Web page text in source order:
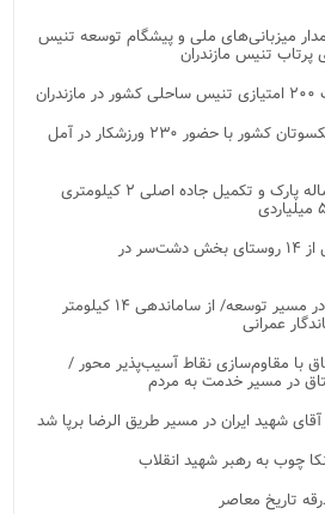
میزبانی‌های ملی و پیشگام توسعه تنیس
تنیس مازندران
رقابت‌های کشتی آزاد پیشکسوتان کشور با حضور ۲۳۰ ورزشکار در آمل
پایان پروژه نیمه‌تمام ۱۵ ساله پارک و تکمیل جاده اصلی ۲ کیلومتری
بازدید میدانی فرماندار آمل از ۱۴ روستای بخش دشت‌سر در
چالوس آماده جهشی تازه در مسیر توسعه/ از ساماندهی ۱۴ کیلومتر
عمرانی
با مقاوم‌سازی نقاط آسیب‌پذیر محور /
در مسیر خدمت به مردم
چوب به رهبر شهید انقلاب
تاریخ معاصر